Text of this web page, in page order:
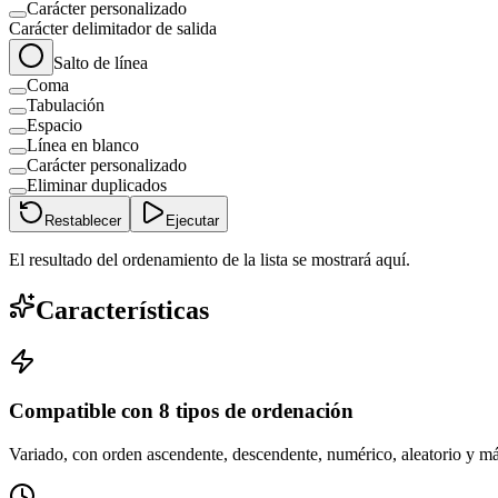
Carácter personalizado
Carácter delimitador de salida
Salto de línea
Coma
Tabulación
Espacio
Línea en blanco
Carácter personalizado
Eliminar duplicados
Restablecer Ejecutar
El resultado del ordenamiento de la lista se mostrará aquí.
Características
Compatible con 8 tipos de ordenación
Variado, con orden ascendente, descendente, numérico, aleatorio y